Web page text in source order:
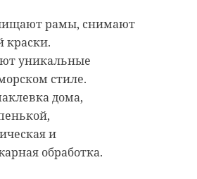
рамы, снимают
краски.
уникальные
стиле.
дома,
и
обработка.